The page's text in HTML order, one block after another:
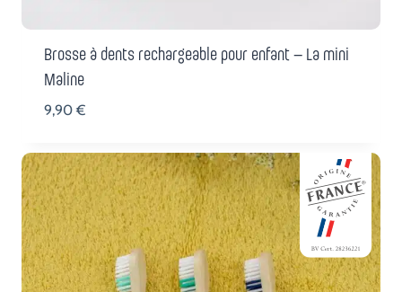
Brosse à dents rechargeable pour enfant – La mini
Maline
9,90€